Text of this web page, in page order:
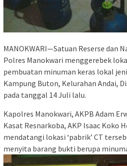
MANOKWARI—Satuan Reserse dan
Polres Manokwari menggerebek
pembuatan minuman keras lokal
Kampung Buton, Kelurahan Andai,
pada tanggal 14 Juli lalu.
Kapolres Manokwari, AKPB Adam
Kasat Resnarkoba, AKP Isaac Koko
mendatangi lokasi ‘pabrik’ CT
menyita barang bukti berupa